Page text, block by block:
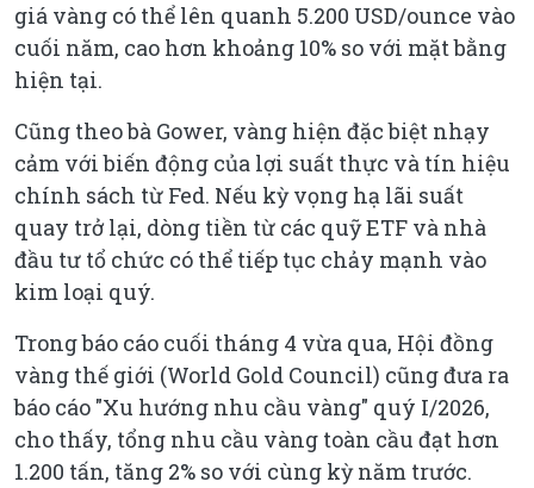
giá vàng có thể lên quanh 5.200 USD/ounce vào
cuối năm, cao hơn khoảng 10% so với mặt bằng
hiện tại.
Cũng theo bà Gower, vàng hiện đặc biệt nhạy
cảm với biến động của lợi suất thực và tín hiệu
chính sách từ Fed. Nếu kỳ vọng hạ lãi suất
quay trở lại, dòng tiền từ các quỹ ETF và nhà
đầu tư tổ chức có thể tiếp tục chảy mạnh vào
kim loại quý.
Trong báo cáo cuối tháng 4 vừa qua, Hội đồng
vàng thế giới (World Gold Council) cũng đưa ra
báo cáo "Xu hướng nhu cầu vàng" quý I/2026,
cho thấy, tổng nhu cầu vàng toàn cầu đạt hơn
1.200 tấn, tăng 2% so với cùng kỳ năm trước.